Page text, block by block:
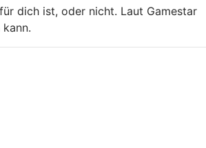
dich ist, oder nicht. Laut Gamestar